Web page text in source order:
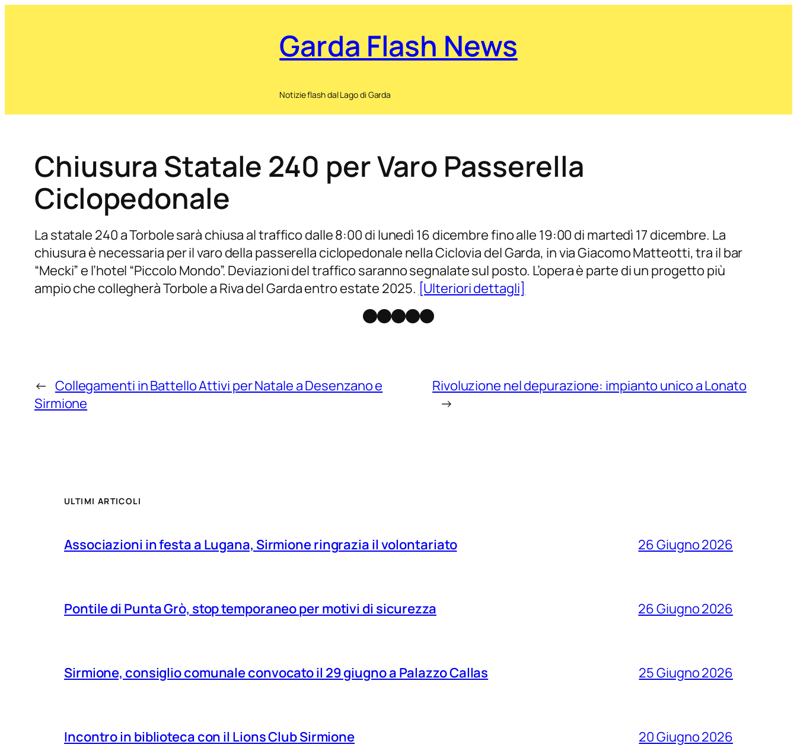
Garda Flash News
Notizie flash dal Lago di Garda
Chiusura Statale 240 per Varo Passerella
Ciclopedonale
La statale 240 a Torbole sarà chiusa al traffico dalle 8:00 di lunedì 16 dicembre fino alle 19:00 di martedì 17 dicembre. La
chiusura è necessaria per il varo della passerella ciclopedonale nella Ciclovia del Garda, in via Giacomo Matteotti, tra il bar
“Mecki” e l’hotel “Piccolo Mondo”. Deviazioni del traffico saranno segnalate sul posto. L’opera è parte di un progetto più
ampio che collegherà Torbole a Riva del Garda entro estate 2025. [Ulteriori dettagli]
Facebook
Instagram
X Threads
Telegram
← Collegamenti in Battello Attivi per Natale a Desenzano e
Sirmione
Rivoluzione nel depurazione: impianto unico a Lonato
→
ULTIMI ARTICOLI
Associazioni in festa a Lugana, Sirmione ringrazia il volontariato 26 Giugno 2026
Pontile di Punta Grò, stop temporaneo per motivi di sicurezza 26 Giugno 2026
Sirmione, consiglio comunale convocato il 29 giugno a Palazzo Callas 25 Giugno 2026
Incontro in biblioteca con il Lions Club Sirmione 20 Giugno 2026